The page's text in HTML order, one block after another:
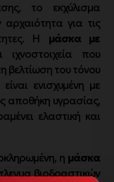
το εκχύλισμα
για τις
Η μάσκα με
που
βελτίωση του τόνου
ενισχυμένη με
αποθήκη υγρασίας,
ελαστική και
η μάσκα
βιοδραστικών